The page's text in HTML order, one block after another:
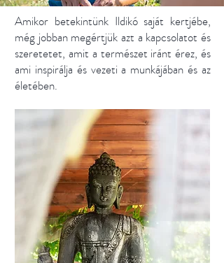
Amikor betekintünk Ildikó saját kertjébe,
még jobban megértjük azt a kapcsolatot és
szeretetet, amit a természet iránt érez, és
ami inspirálja és vezeti a munkájában és az
életében.